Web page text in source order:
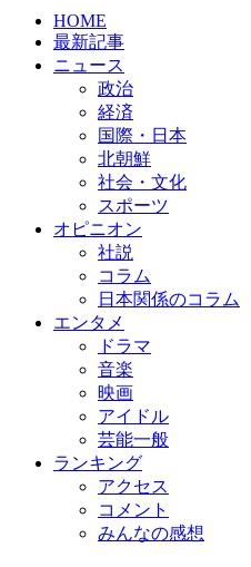
HOME
最新記事
ニュース
政治
経済
国際・日本
北朝鮮
社会・文化
スポーツ
オピニオン
社説
コラム
日本関係のコラム
エンタメ
ドラマ
音楽
映画
アイドル
芸能一般
ランキング
アクセス
コメント
みんなの感想